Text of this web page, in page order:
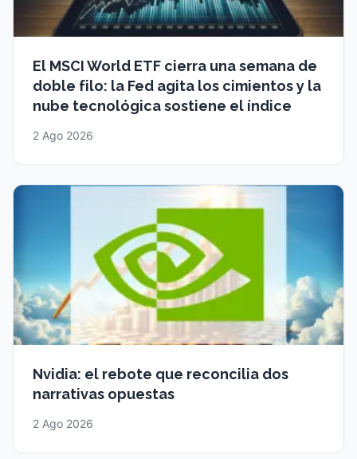
El MSCI World ETF cierra una semana de
doble filo: la Fed agita los cimientos y la
nube tecnológica sostiene el índice
2 Ago 2026
Nvidia: el rebote que reconcilia dos
narrativas opuestas
2 Ago 2026